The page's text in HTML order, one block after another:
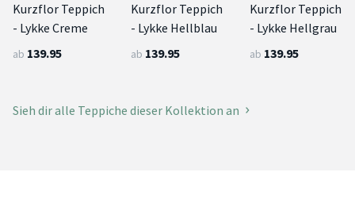
Kurzflor Teppich
- Lykke Creme
ab 139.95
Kurzflor Teppich
- Lykke Hellblau
ab 139.95
Kurzflor Teppich
- Lykke Hellgrau
ab 139.95
Sieh dir alle Teppiche dieser Kollektion an